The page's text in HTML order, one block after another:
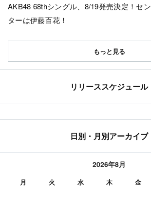
AKB48 68thシングル、8/19発売決定！セン
ターは伊藤百花！
もっと見る
リリーススケジュール
日別・月別アーカイブ
2026年8月
月 火 水 木 金